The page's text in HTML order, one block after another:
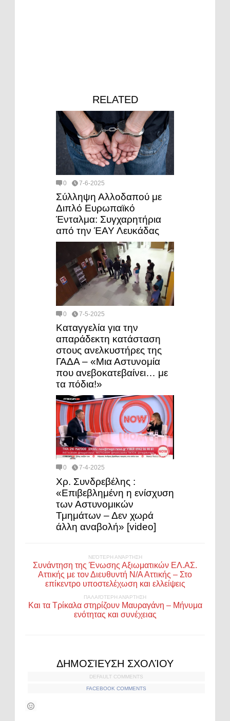
RELATED
0 7-6-2025
Σύλληψη Αλλοδαπού με
Διπλό Ευρωπαϊκό
Ένταλμα: Συγχαρητήρια
από την ΈΑΥ Λευκάδας
0 7-5-2025
Καταγγελία για την
απαράδεκτη κατάσταση
στους ανελκυστήρες της
ΓΑΔΑ – «Μια Αστυνομία
που ανεβοκατεβαίνει… με
τα πόδια!»
0 7-4-2025
Χρ. Συνδρεβέλης :
«Επιβεβλημένη η ενίσχυση
των Αστυνομικών
Τμημάτων – Δεν χωρά
άλλη αναβολή» [video]
ΝΕΌΤΕΡΗ ΑΝΆΡΤΗΣΗ
Συνάντηση της Ένωσης Αξιωματικών ΕΛ.ΑΣ.
Αττικής με τον Διευθυντή Ν/Α Αττικής – Στο
επίκεντρο υποστελέχωση και ελλείψεις
ΠΑΛΑΙΌΤΕΡΗ ΑΝΆΡΤΗΣΗ
Και τα Τρίκαλα στηρίζουν Μαυραγάνη – Μήνυμα
ενότητας και συνέχειας
ΔΗΜΟΣΊΕΥΣΗ ΣΧΟΛΊΟΥ
DEFAULT COMMENTS
FACEBOOK COMMENTS